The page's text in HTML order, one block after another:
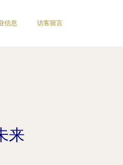
信息 访客留言
来